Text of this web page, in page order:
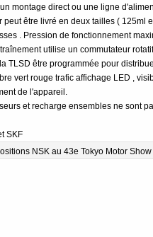
montage direct ou une ligne
peut être livré en deux tailles ( 125ml
. Pression de fonctionnement
utilise un commutateur
TLSD être programmée pour
vert rouge trafic affichage LED ,
de l'appareil.
et recharge ensembles ne sont
SKF
NSK au 43e Tokyo Motor Show